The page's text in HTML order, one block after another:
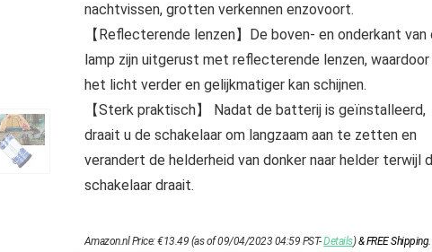
nachtvissen, grotten verkennen enzovoort.
【Reflecterende lenzen】De boven- en onderkant van
lamp zijn uitgerust met reflecterende lenzen, waardoor
het licht verder en gelijkmatiger kan schijnen.
【Sterk praktisch】 Nadat de batterij is geïnstalleerd,
draait u de schakelaar om langzaam aan te zetten en
verandert de helderheid van donker naar helder terwijl
schakelaar draait.
Amazon.nl Price:€13.49 (as of 09/04/2023 04:59 PST-Details)&FREE Shipping.